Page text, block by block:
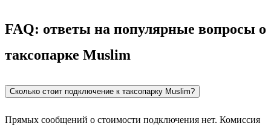
FAQ: ответы на популярные вопросы о
таксопарке Muslim
Сколько стоит подключение к таксопарку Muslim?
Прямых сообщений о стоимости подключения нет. Комиссия